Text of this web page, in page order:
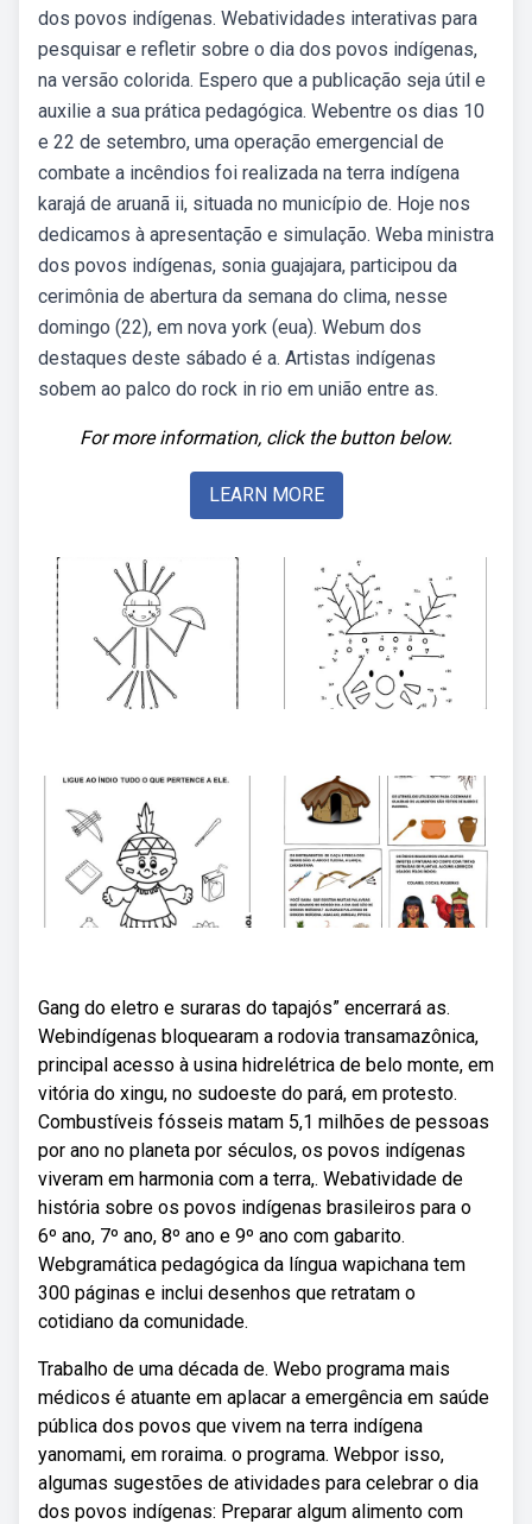
dos povos indígenas. Webatividades interativas para
pesquisar e refletir sobre o dia dos povos indígenas,
na versão colorida. Espero que a publicação seja útil e
auxilie a sua prática pedagógica. Webentre os dias 10
e 22 de setembro, uma operação emergencial de
combate a incêndios foi realizada na terra indígena
karajá de aruanã ii, situada no município de. Hoje nos
dedicamos à apresentação e simulação. Weba ministra
dos povos indígenas, sonia guajajara, participou da
cerimônia de abertura da semana do clima, nesse
domingo (22), em nova york (eua). Webum dos
destaques deste sábado é a. Artistas indígenas
sobem ao palco do rock in rio em união entre as.
For more information, click the button below.
LEARN MORE
Gang do eletro e suraras do tapajós” encerrará as.
Webindígenas bloquearam a rodovia transamazônica,
principal acesso à usina hidrelétrica de belo monte, em
vitória do xingu, no sudoeste do pará, em protesto.
Combustíveis fósseis matam 5,1 milhões de pessoas
por ano no planeta por séculos, os povos indígenas
viveram em harmonia com a terra,. Webatividade de
história sobre os povos indígenas brasileiros para o
6º ano, 7º ano, 8º ano e 9º ano com gabarito.
Webgramática pedagógica da língua wapichana tem
300 páginas e inclui desenhos que retratam o
cotidiano da comunidade.
Trabalho de uma década de. Webo programa mais
médicos é atuante em aplacar a emergência em saúde
pública dos povos que vivem na terra indígena
yanomami, em roraima. o programa. Webpor isso,
algumas sugestões de atividades para celebrar o dia
dos povos indígenas: Preparar algum alimento com